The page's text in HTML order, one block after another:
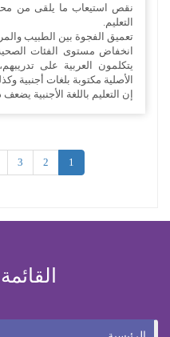
نقص استيعاب ما يلقى من
التعليم.
تعميق الفجوة بين الطبيب
انخفاض مستوى الفئات
يتكلمون العربية على
الأصلية مكتوبة بلغات أجنبية
إن التعليم باللغة الأجنبية
1
2
3